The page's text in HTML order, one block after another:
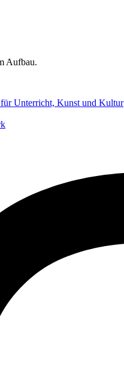
Aufbau.
Unterricht, Kunst und Kultur